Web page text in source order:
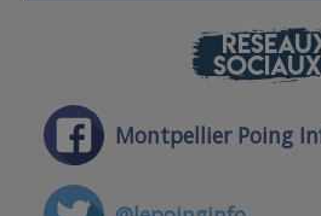
SOCIAUX
Montpellier Poing